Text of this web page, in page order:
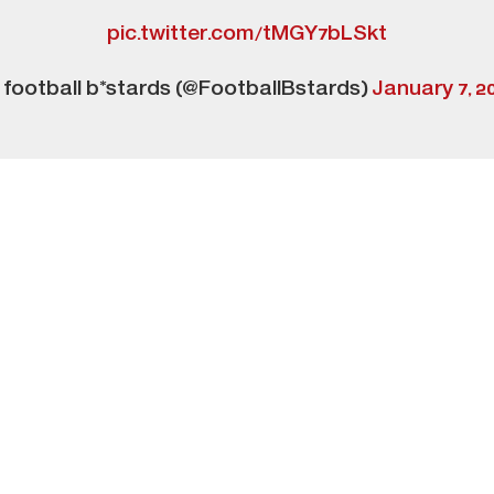
pic.twitter.com/tMGY7bLSkt
b*stards (@FootballBstards)January 7,